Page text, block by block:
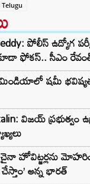
పోలీస్ ఉద్యోగ
ఫోకస్.. సీఎం
షమీ
విజయ్
చైనా హోవిట్జర్లను
అన్న భారత్